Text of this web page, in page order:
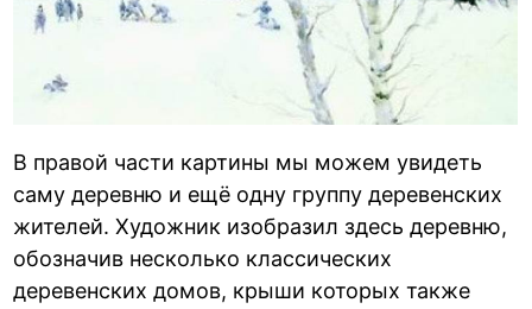
В правой части картины мы можем увидеть
саму деревню и ещё одну группу деревенских
жителей. Художник изобразил здесь деревню,
обозначив несколько классических
деревенских домов, крыши которых также